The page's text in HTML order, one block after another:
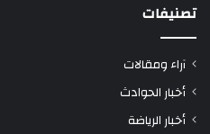
تصنيفات
آراء ومقالات
أخبار الحوادث
أخبار الرياضة